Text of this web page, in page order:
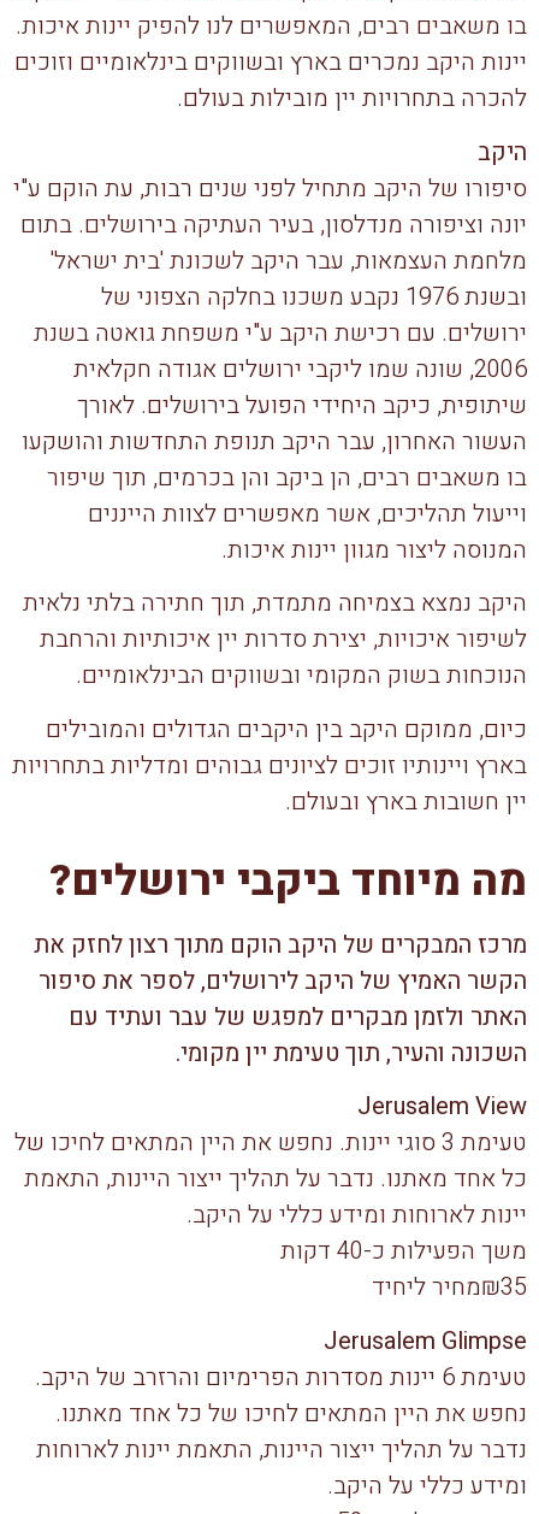
בו משאבים רבים, המאפשרים לנו להפיק יינות איכות.
יינות היקב נמכרים בארץ ובשווקים בינלאומיים וזוכים
להכרה בתחרויות יין מובילות בעולם.
היקב
סיפורו של היקב מתחיל לפני שנים רבות, עת הוקם ע"י
יונה וציפורה מנדלסון, בעיר העתיקה בירושלים. בתום
מלחמת העצמאות, עבר היקב לשכונת 'בית ישראל'
ובשנת 1976 נקבע משכנו בחלקה הצפוני של
ירושלים. עם רכישת היקב ע"י משפחת גואטה בשנת
2006, שונה שמו ליקבי ירושלים אגודה חקלאית
שיתופית, כיקב היחידי הפועל בירושלים. לאורך
העשור האחרון, עבר היקב תנופת התחדשות והושקעו
בו משאבים רבים, הן ביקב והן בכרמים, תוך שיפור
וייעול תהליכים, אשר מאפשרים לצוות הייננים
המנוסה ליצור מגוון יינות איכות.
היקב נמצא בצמיחה מתמדת, תוך חתירה בלתי נלאית
לשיפור איכויות, יצירת סדרות יין איכותיות והרחבת
הנוכחות בשוק המקומי ובשווקים הבינלאומיים.
כיום, ממוקם היקב בין היקבים הגדולים והמובילים
בארץ ויינותיו זוכים לציונים גבוהים ומדליות בתחרויות
יין חשובות בארץ ובעולם.
מה מיוחד ביקבי ירושלים?
מרכז המבקרים של היקב הוקם מתוך רצון לחזק את
הקשר האמיץ של היקב לירושלים, לספר את סיפור
האתר ולזמן מבקרים למפגש של עבר ועתיד עם
השכונה והעיר, תוך טעימת יין מקומי.
Jerusalem View
טעימת 3 סוגי יינות. נחפש את היין המתאים לחיכו של
כל אחד מאתנו. נדבר על תהליך ייצור היינות, התאמת
יינות לארוחות ומידע כללי על היקב.
משך הפעילות כ-40 דקות
₪35מחיר ליחיד
Jerusalem Glimpse
טעימת 6 יינות מסדרות הפרימיום והרזרב של היקב.
נחפש את היין המתאים לחיכו של כל אחד מאתנו.
נדבר על תהליך ייצור היינות, התאמת יינות לארוחות
ומידע כללי על היקב.